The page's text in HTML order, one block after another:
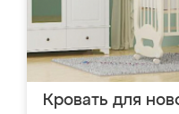
Кровать для